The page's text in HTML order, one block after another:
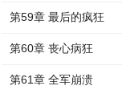
第59章 最后的疯狂
第60章 丧心病狂
第61章 全军崩溃